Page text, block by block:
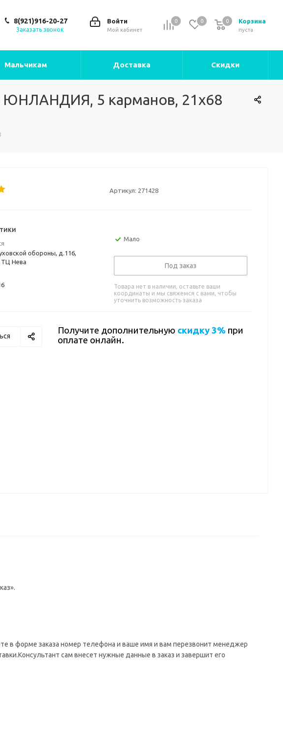
0 0 Корзина
0
пуста
0
Войти
Мой кабинет
8(921)916-20-27
Заказать звонок
Мальчикам Доставка Скидки
ЮНЛАНДИЯ, 5 карманов, 21х68
Артикул: 271428
обороны, д.116,
ТЦ Нева
Мало
Под заказ
Товара нет в наличии, оставьте ваши
координаты и мы свяжемся с вами, чтобы
уточнить возможность заказа
Получите дополнительную скидку 3% при
оплате онлайн.
в форме заказа номер телефона и ваше имя и вам перезвонит менеджер
сам внесет нужные данные в заказ и завершит его